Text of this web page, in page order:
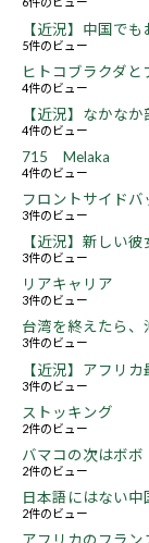
【近況】中国で
5件のビュー
ヒトコブラクダと
4件のビュー
【近況】なかな
4件のビュー
715 Melaka
4件のビュー
フロントサイドバ
3件のビュー
【近況】新しい
3件のビュー
リアキャリア
3件のビュー
台湾を終えたら、
3件のビュー
【近況】アフリ
3件のビュー
ストッキング
2件のビュー
バマコの次はボボ
2件のビュー
日本語にはない
2件のビュー